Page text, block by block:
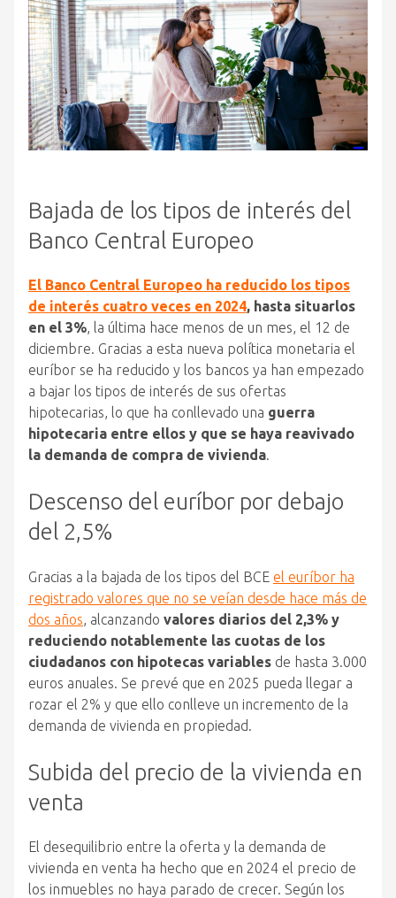
Bajada de los tipos de interés del
Banco Central Europeo
El Banco Central Europeo ha reducido los tipos
de interés cuatro veces en 2024, hasta situarlos
en el 3%, la última hace menos de un mes, el 12 de
diciembre. Gracias a esta nueva política monetaria el
euríbor se ha reducido y los bancos ya han empezado
a bajar los tipos de interés de sus ofertas
hipotecarias, lo que ha conllevado una guerra
hipotecaria entre ellos y que se haya reavivado
la demanda de compra de vivienda.
Descenso del euríbor por debajo
del 2,5%
Gracias a la bajada de los tipos del BCE el euríbor ha
registrado valores que no se veían desde hace más de
dos años, alcanzando valores diarios del 2,3% y
reduciendo notablemente las cuotas de los
ciudadanos con hipotecas variables de hasta 3.000
euros anuales. Se prevé que en 2025 pueda llegar a
rozar el 2% y que ello conlleve un incremento de la
demanda de vivienda en propiedad.
Subida del precio de la vivienda en
venta
El desequilibrio entre la oferta y la demanda de
vivienda en venta ha hecho que en 2024 el precio de
los inmuebles no haya parado de crecer. Según los